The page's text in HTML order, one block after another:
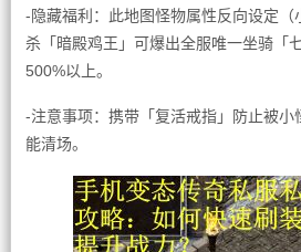
-隐藏福利：此地图怪物属性反向设定（
杀「暗殿鸡王」可爆出全服唯一坐骑「
500%以上。
-注意事项：携带「复活戒指」防止被小
能清场。